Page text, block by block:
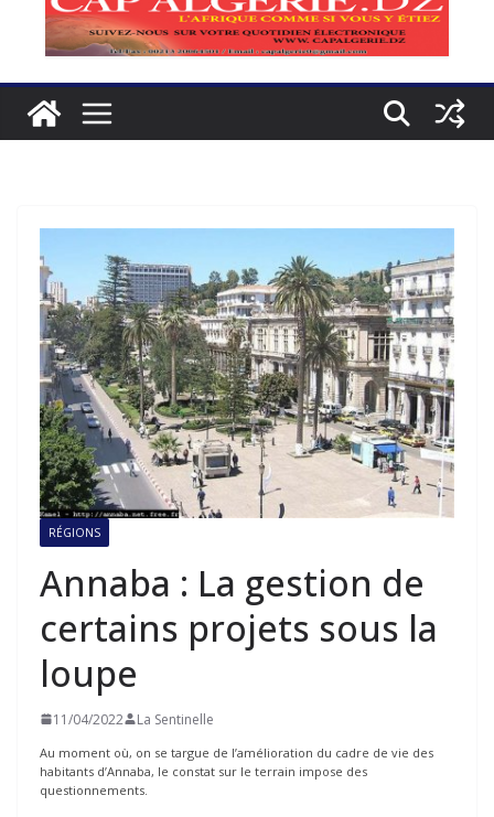
RÉGIONS
Annaba : La gestion de
certains projets sous la
loupe
11/04/2022 La Sentinelle
Au moment où, on se targue de l’amélioration du cadre de vie des
habitants d’Annaba, le constat sur le terrain impose des
questionnements.